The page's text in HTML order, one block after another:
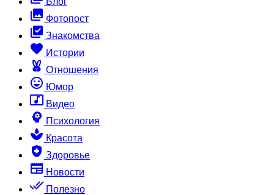
collections Фотопост
library_add_check Знакомства
favorite Истории
cruelty_free Отношения
sentiment_very_satisfied Юмор
music_video Видео
psychology Психология
spa Красота
health_and_safety Здоровье
newspaper Новости
done_all Полезно